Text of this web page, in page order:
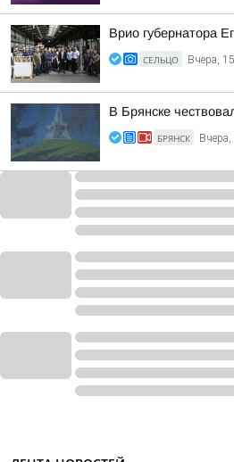
Врио губернатора
СЕЛЬЦО Вчера,
В Брянске
БРЯНСК